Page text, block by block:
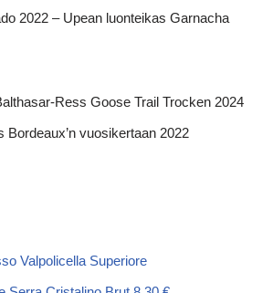
2022 – Upean luonteikas Garnacha
Ress Goose Trail Trocken 2024
Bordeaux’n vuosikertaan 2022
Valpolicella Superiore